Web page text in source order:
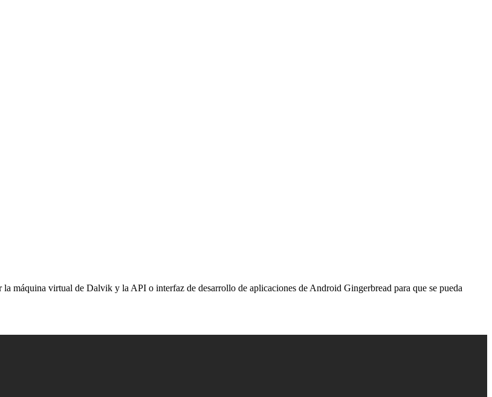
máquina virtual de Dalvik y la API o interfaz de desarrollo de aplicaciones de Android Gingerbread para que se pueda